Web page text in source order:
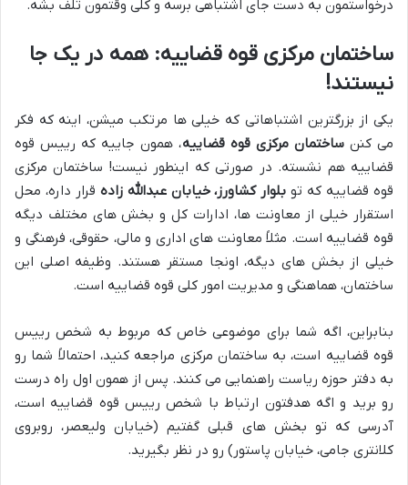
درخواستمون به دست جای اشتباهی برسه و کلی وقتمون تلف بشه.
ساختمان مرکزی قوه قضاییه: همه در یک جا
نیستند!
یکی از بزرگترین اشتباهاتی که خیلی ها مرتکب میشن، اینه که فکر
می کننساختمان مرکزی قوه قضاییه، همون جاییه که رییس قوه
قضاییه هم نشسته. در صورتی که اینطور نیست! ساختمان مرکزی
قوه قضاییه که تو بلوار کشاورز، خیابان عبدالله زاده قرار داره، محل
استقرار خیلی از معاونت ها، ادارات کل و بخش های مختلف دیگه
قوه قضاییه است. مثلاً معاونت های اداری و مالی، حقوقی، فرهنگی و
خیلی از بخش های دیگه، اونجا مستقر هستند. وظیفه اصلی این
ساختمان، هماهنگی و مدیریت امور کلی قوه قضاییه است.
بنابراین، اگه شما برای موضوعی خاص که مربوط به شخص رییس
قوه قضاییه است، به ساختمان مرکزی مراجعه کنید، احتمالاً شما رو
به دفتر حوزه ریاست راهنمایی می کنند. پس از همون اول راه درست
رو برید و اگه هدفتون ارتباط با شخص رییس قوه قضاییه است،
آدرسی که تو بخش های قبلی گفتیم (خیابان ولیعصر، روبروی
کلانتری جامی، خیابان پاستور) رو در نظر بگیرید.